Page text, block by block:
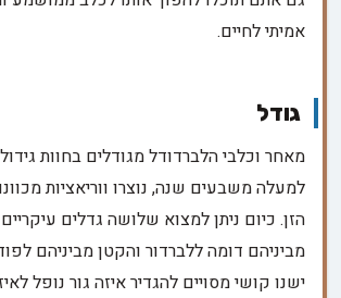
אמיתי לחיים.
גודל
מאחר וכלבי הלברדודל מגודלים בחוות
למעלה משבעים שנה, נוצרו ווריאציות
הזן. כיום ניתן למצוא שלושה גדלים
מביניהם דומה ללברדור והקטן מביניהם
ישנו קושי מסויים להגדיר איזה גור נופל